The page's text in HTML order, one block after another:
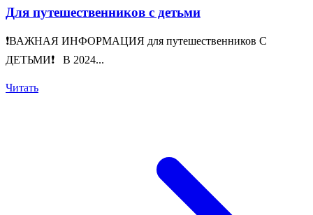
Для путешественников с детьми
❗️ВАЖНАЯ ИНФОРМАЦИЯ для путешественников С
ДЕТЬМИ❗️ В 2024...
Читать